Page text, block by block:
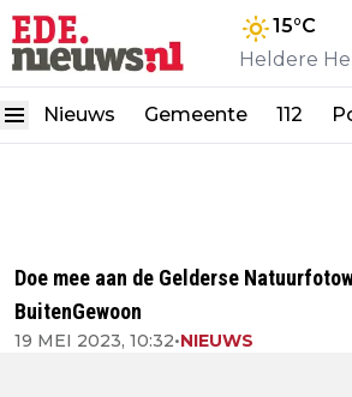
15°C
Heldere
Nieuws Gemeente 112
Doe mee aan de Gelderse
BuitenGewoon
19 MEI 2023, 10:32•NIEUWS